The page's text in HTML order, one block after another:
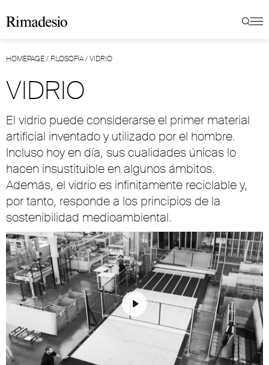
HOMEPAGE/ FILOSOFÍA/VIDRIO
VIDRIO
El vidrio puede considerarse el primer material
artificial inventado y utilizado por el hombre.
Incluso hoy en día, sus cualidades únicas lo
hacen insustituible en algunos ámbitos.
Además, el vidrio es infinitamente reciclable y,
por tanto, responde a los principios de la
sostenibilidad medioambiental.
Play